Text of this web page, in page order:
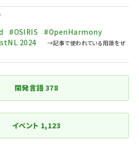
#OSIRIS
#OpenHarmony
2024
開発言語378
イベント 1,123